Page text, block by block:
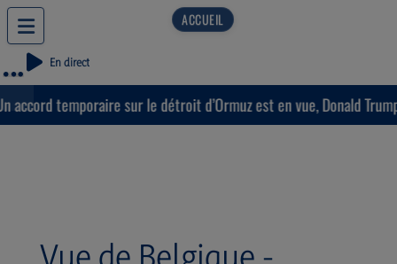
En direct
accord temporaire sur le détroit d’Ormuz est en vue, Donald